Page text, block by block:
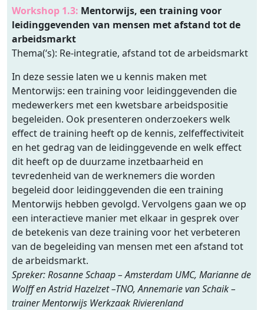
Workshop 1.3: Mentorwijs, een training voor
leidinggevenden van mensen met afstand tot de
arbeidsmarkt
Thema(‘s): Re-integratie, afstand tot de arbeidsmarkt
In deze sessie laten we u kennis maken met
Mentorwijs: een training voor leidinggevenden die
medewerkers met een kwetsbare arbeidspositie
begeleiden. Ook presenteren onderzoekers welk
effect de training heeft op de kennis, zelfeffectiviteit
en het gedrag van de leidinggevende en welk effect
dit heeft op de duurzame inzetbaarheid en
tevredenheid van de werknemers die worden
begeleid door leidinggevenden die een training
Mentorwijs hebben gevolgd. Vervolgens gaan we op
een interactieve manier met elkaar in gesprek over
de betekenis van deze training voor het verbeteren
van de begeleiding van mensen met een afstand tot
de arbeidsmarkt.
Spreker: Rosanne Schaap – Amsterdam UMC, Marianne de
Wolff en Astrid Hazelzet –TNO, Annemarie van Schaik –
trainer Mentorwijs Werkzaak Rivierenland